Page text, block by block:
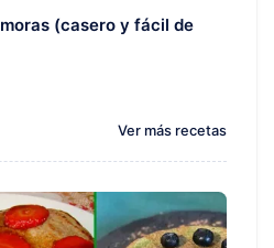
(casero y fácil de
Ver más recetas